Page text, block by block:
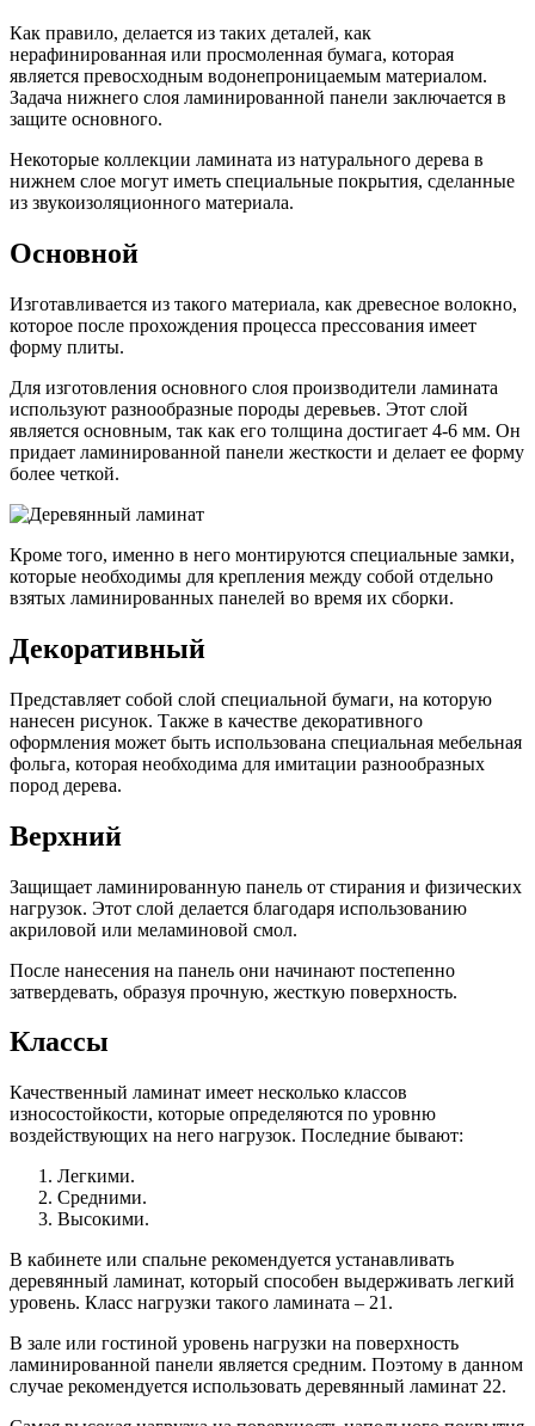
Как правило, делается из таких деталей, как
нерафинированная или просмоленная бумага, которая
является превосходным водонепроницаемым материалом.
Задача нижнего слоя ламинированной панели заключается в
защите основного.
Некоторые коллекции ламината из натурального дерева в
нижнем слое могут иметь специальные покрытия, сделанные
из звукоизоляционного материала.
Основной
Изготавливается из такого материала, как древесное волокно,
которое после прохождения процесса прессования имеет
форму плиты.
Для изготовления основного слоя производители ламината
используют разнообразные породы деревьев. Этот слой
является основным, так как его толщина достигает 4-6 мм. Он
придает ламинированной панели жесткости и делает ее форму
более четкой.
Кроме того, именно в него монтируются специальные замки,
которые необходимы для крепления между собой отдельно
взятых ламинированных панелей во время их сборки.
Декоративный
Представляет собой слой специальной бумаги, на которую
нанесен рисунок. Также в качестве декоративного
оформления может быть использована специальная мебельная
фольга, которая необходима для имитации разнообразных
пород дерева.
Верхний
Защищает ламинированную панель от стирания и физических
нагрузок. Этот слой делается благодаря использованию
акриловой или меламиновой смол.
После нанесения на панель они начинают постепенно
затвердевать, образуя прочную, жесткую поверхность.
Классы
Качественный ламинат имеет несколько классов
износостойкости, которые определяются по уровню
воздействующих на него нагрузок. Последние бывают:
Легкими.
Средними.
Высокими.
В кабинете или спальне рекомендуется устанавливать
деревянный ламинат, который способен выдерживать легкий
уровень. Класс нагрузки такого ламината – 21.
В зале или гостиной уровень нагрузки на поверхность
ламинированной панели является средним. Поэтому в данном
случае рекомендуется использовать деревянный ламинат 22.